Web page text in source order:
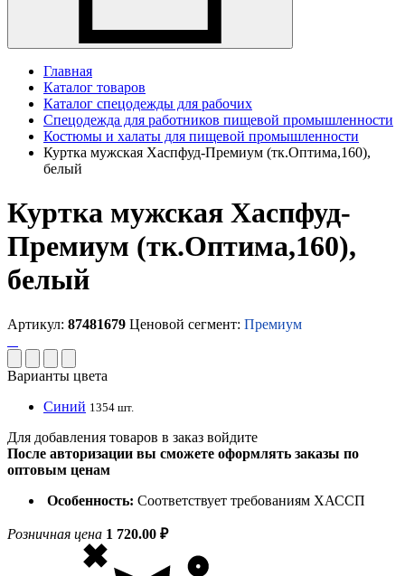
Главная
Каталог товаров
Каталог спецодежды для рабочих
Спецодежда для работников пищевой промышленности
Костюмы и халаты для пищевой промышленности
Куртка мужская Хаспфуд-Премиум (тк.Оптима,160),
белый
Куртка мужская Хаспфуд-
Премиум (тк.Оптима,160),
белый
Артикул: 87481679 Ценовой сегмент: Премиум
Варианты цвета
Синий 1354 шт.
Для добавления товаров в заказ войдите
После авторизации вы сможете оформлять заказы по
оптовым ценам
Особенность: Соответствует требованиям ХАССП
Розничная цена 1 720.00 ₽